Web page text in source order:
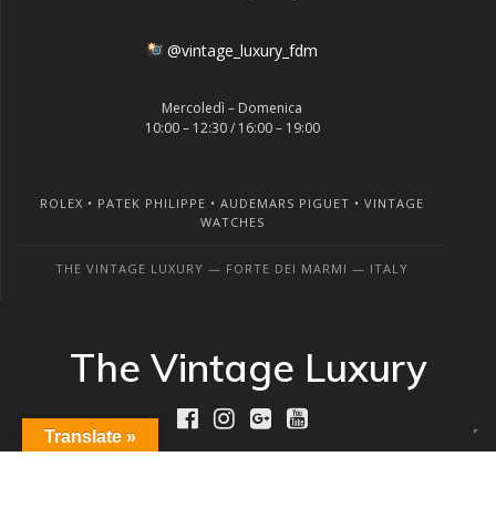
@vintage_luxury_fdm
Mercoledì – Domenica
10:00 – 12:30 / 16:00 – 19:00
ROLEX • PATEK PHILIPPE • AUDEMARS PIGUET • VINTAGE
WATCHES
THE VINTAGE LUXURY — FORTE DEI MARMI — ITALY
The Vintage Luxury
Translate »